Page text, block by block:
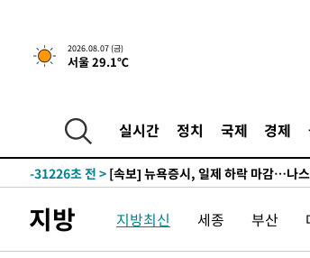
2026.08.07 (금)
서울 29.1℃
실시간 정치 국제 경제
-31226초 전 > [속보] 뉴욕증시, 일제 하락 마감…나
지방 지방최신 세종 부산